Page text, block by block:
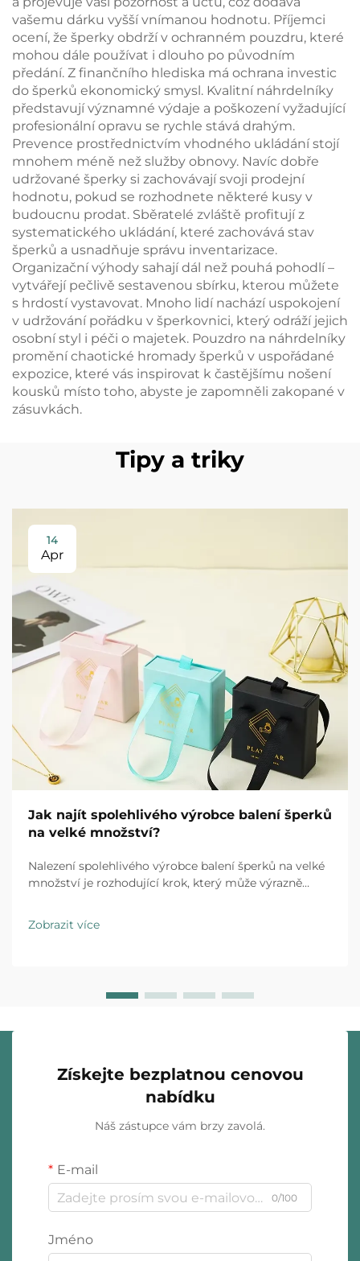
vašemu dárku vyšší vnímanou hodnotu. Příjemci
ocení, že šperky obdrží v ochranném pouzdru, které
mohou dále používat i dlouho po původním
předání. Z finančního hlediska má ochrana investic
do šperků ekonomický smysl. Kvalitní náhrdelníky
představují významné výdaje a poškození vyžadující
profesionální opravu se rychle stává drahým.
Prevence prostřednictvím vhodného ukládání stojí
mnohem méně než služby obnovy. Navíc dobře
udržované šperky si zachovávají svoji prodejní
hodnotu, pokud se rozhodnete některé kusy v
budoucnu prodat. Sběratelé zvláště profitují z
systematického ukládání, které zachovává stav
šperků a usnadňuje správu inventarizace.
Organizační výhody sahají dál než pouhá pohodlí –
vytvářejí pečlivě sestavenou sbírku, kterou můžete
s hrdostí vystavovat. Mnoho lidí nachází uspokojení
v udržování pořádku v šperkovnici, který odráží jejich
osobní styl i péči o majetek. Pouzdro na náhrdelníky
promění chaotické hromady šperků v uspořádané
expozice, které vás inspirovat k častějšímu nošení
kousků místo toho, abyste je zapomněli zakopané v
zásuvkách.
Tipy a triky
14
Apr
Jak najít spolehlivého výrobce balení šperků
na velké množství?
Nalezení spolehlivého výrobce balení šperků na velké
množství je rozhodující krok, který může výrazně
ziskových marží. Ať už uvádíte na trh novou kolekci
šperků nebo rozšiřujete stávající podnik...
Zobrazit více
Získejte bezplatnou cenovou
nabídku
Náš zástupce vám brzy zavolá.
E-mail
0/100
Jméno